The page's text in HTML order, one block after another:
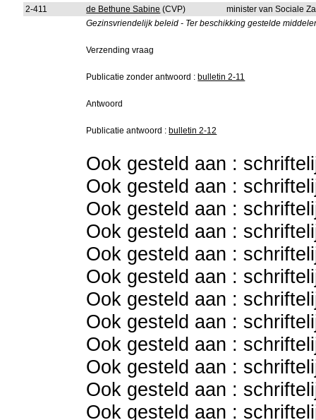
2-411 de Bethune Sabine (CVP)
minister van Sociale
Gezinsvriendelijk beleid - Ter beschikking gestelde
Verzending vraag
Publicatie zonder antwoord : bulletin 2-11
Antwoord
Publicatie antwoord : bulletin 2-12
Ook gesteld aan :
Ook gesteld aan :
Ook gesteld aan :
Ook gesteld aan :
Ook gesteld aan :
Ook gesteld aan :
Ook gesteld aan :
Ook gesteld aan :
Ook gesteld aan :
Ook gesteld aan :
Ook gesteld aan :
Ook gesteld aan :